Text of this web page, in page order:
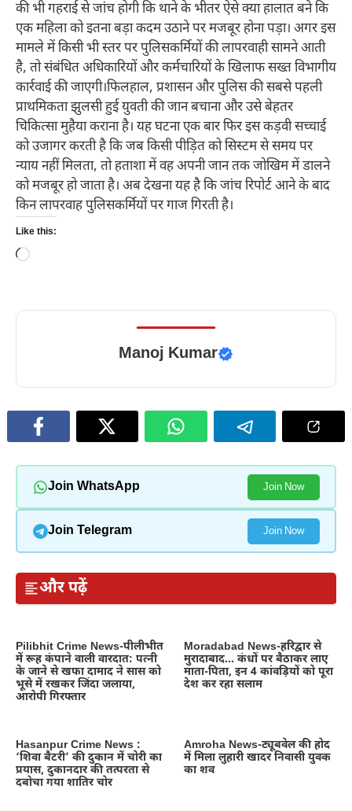
की भी गहराई से जांच होगी कि थाने के भीतर ऐसे क्या हालात बने कि
एक महिला को इतना बड़ा कदम उठाने पर मजबूर होना पड़ा। अगर इस
मामले में किसी भी स्तर पर पुलिसकर्मियों की लापरवाही सामने आती
है, तो संबंधित अधिकारियों और कर्मचारियों के खिलाफ सख्त विभागीय
कार्रवाई की जाएगी।फिलहाल, प्रशासन और पुलिस की सबसे पहली
प्राथमिकता झुलसी हुई युवती की जान बचाना और उसे बेहतर
चिकित्सा मुहैया कराना है। यह घटना एक बार फिर इस कड़वी सच्चाई
को उजागर करती है कि जब किसी पीड़ित को सिस्टम से समय पर
न्याय नहीं मिलता, तो हताशा में वह अपनी जान तक जोखिम में डालने
को मजबूर हो जाता है। अब देखना यह है कि जांच रिपोर्ट आने के बाद
किन लापरवाह पुलिसकर्मियों पर गाज गिरती है।
Like this:
Loading…
Manoj Kumar
Join WhatsApp Join Now
Join Telegram Join Now
और पढ़ें
Pilibhit Crime News-पीलीभीत
में रूह कंपाने वाली वारदात: पत्नी
के जाने से खफा दामाद ने सास को
भूसे में रखकर जिंदा जलाया,
आरोपी गिरफ्तार
Moradabad News-हरिद्वार से
मुरादाबाद… कंधों पर बैठाकर लाए
माता-पिता, इन 4 कांवड़ियों को पूरा
देश कर रहा सलाम
Hasanpur Crime News :
‘शिवा बैटरी’ की दुकान में चोरी का
प्रयास, दुकानदार की तत्परता से
दबोचा गया शातिर चोर
Amroha News-ट्यूबवेल की होद
में मिला लुहारी खादर निवासी युवक
का शव